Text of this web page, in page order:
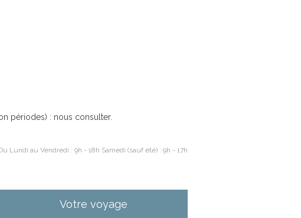
périodes) : nous consulter.
Lundi au Vendredi : 9h - 18h Samedi (sauf été) : 9h - 17h
Votre voyage